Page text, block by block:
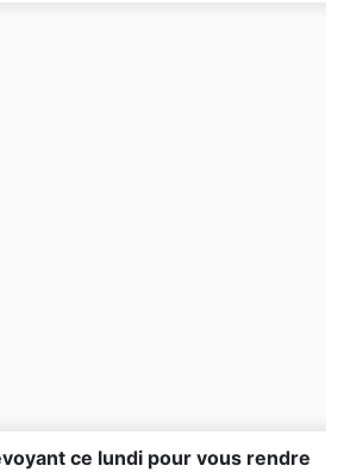
ce lundi pour vous rendre